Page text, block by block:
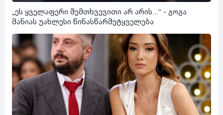
„ეს ყველაფერი შემთხვევითი არ არის...“ - გოგა
მანიას უახლესი წინასწარმეტყველება